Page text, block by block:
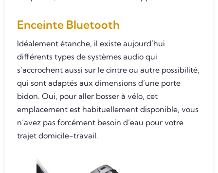
Enceinte Bluetooth
Idéalement étanche, il existe aujourd’hui
différents types de systèmes audio qui
s’accrochent aussi sur le cintre ou autre possibilité,
qui sont adaptés aux dimensions d’une porte
bidon. Oui, pour aller bosser à vélo, cet
emplacement est habituellement disponible, vous
n’avez pas forcément besoin d’eau pour votre
trajet domicile-travail.